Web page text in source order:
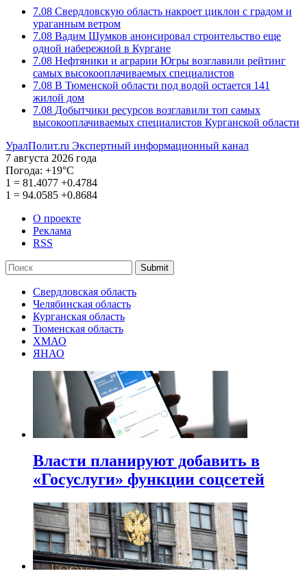
7.08 Свердловскую область накроет циклон с градом и
ураганным ветром
7.08 Вадим Шумков анонсировал строительство еще
одной набережной в Кургане
7.08 Нефтяники и аграрии Югры возглавили рейтинг
самых высокооплачиваемых специалистов
7.08 В Тюменской области под водой остается 141
жилой дом
7.08 Добытчики ресурсов возглавили топ самых
высокооплачиваемых специалистов Курганской области
УралПолит.ru Экспертный информационный канал
7 августа 2026 года
Погода: +19°С
1 = 81.4077 +0.4784
1 = 94.0585 +0.8684
О проекте
Реклама
RSS
Submit
Свердловская область
Челябинская область
Курганская область
Тюменская область
ХМАО
ЯНАО
Власти планируют добавить в
«Госуслуги» функции соцсетей